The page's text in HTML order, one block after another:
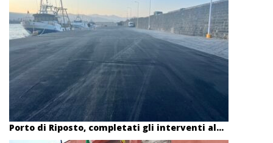
Porto di Riposto, completati gli interventi al...